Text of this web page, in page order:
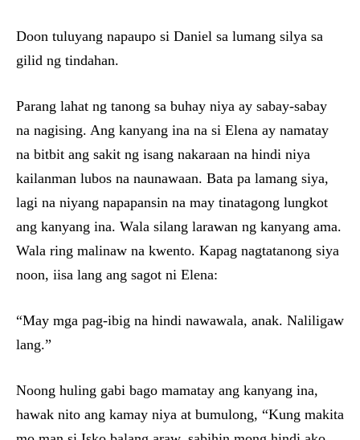
Doon tuluyang napaupo si Daniel sa lumang silya sa
gilid ng tindahan.
Parang lahat ng tanong sa buhay niya ay sabay-sabay
na nagising. Ang kanyang ina na si Elena ay namatay
na bitbit ang sakit ng isang nakaraan na hindi niya
kailanman lubos na naunawaan. Bata pa lamang siya,
lagi na niyang napapansin na may tinatagong lungkot
ang kanyang ina. Wala silang larawan ng kanyang ama.
Wala ring malinaw na kwento. Kapag nagtatanong siya
noon, iisa lang ang sagot ni Elena:
“May mga pag-ibig na hindi nawawala, anak. Naliligaw
lang.”
Noong huling gabi bago mamatay ang kanyang ina,
hawak nito ang kamay niya at bumulong, “Kung makita